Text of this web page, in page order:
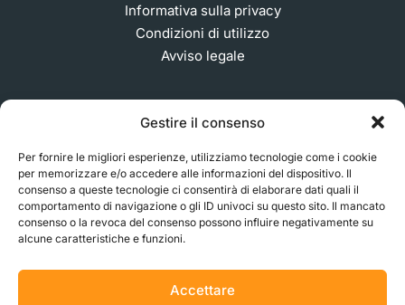
Gestire il consenso
Per fornire le migliori esperienze, utilizziamo tecnologie come i cookie
per memorizzare e/o accedere alle informazioni del dispositivo. Il
consenso a queste tecnologie ci consentirà di elaborare dati quali il
comportamento di navigazione o gli ID univoci su questo sito. Il mancato
consenso o la revoca del consenso possono influire negativamente su
alcune caratteristiche e funzioni.
Accettare
Informativa sulla privacy
Condizioni di utilizzo
Avviso legale
ISCRIVITI ALLA NOSTRA NEWSLETTER
© 2026 MakerVerse Greifswalder Straße 155, 10409
Berlino, Germania